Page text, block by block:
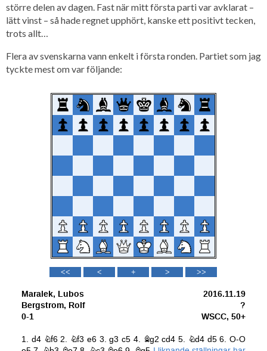
större delen av dagen. Fast när mitt första parti var avklarat –
lätt vinst – så hade regnet upphört, kanske ett positivt tecken,
trots allt…
Flera av svenskarna vann enkelt i första ronden. Partiet som jag
tyckte mest om var följande: